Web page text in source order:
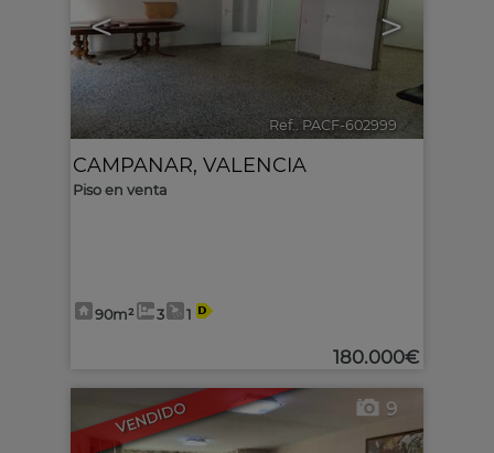
< >
Ref.. PACF-602999 🔗
CAMPANAR, VALENCIA
Piso en venta
90m² 3 1
180.000€
VENDIDO 9